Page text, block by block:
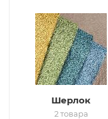
Шерлок
2 товара